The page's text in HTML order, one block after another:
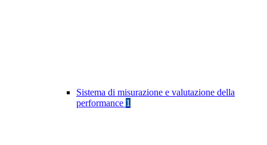
Sistema di misurazione e valutazione della
performance 1